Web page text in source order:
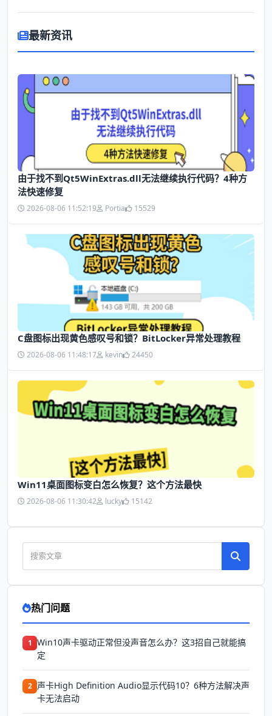
最新资讯
由于找不到Qt5WinExtras.dll无法继续执行代码？4种方
法快速修复
2026-08-06 11:52:19 Portia 15529
C盘图标出现黄色感叹号和锁？BitLocker异常处理教程
2026-08-06 11:48:17 kevin 24450
Win11桌面图标变白怎么恢复？这个方法最快
2026-08-06 11:30:42 lucky 15142
热门问题
1 Win10声卡驱动正常但没声音怎么办？这3招自己就能搞
定
2 声卡High Definition Audio显示代码10？6种方法解决声
卡无法启动